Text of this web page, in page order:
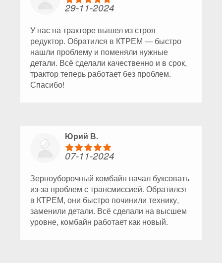
29-11-2024
У нас на тракторе вышел из строя
редуктор. Обратился в КТРЕМ — быстро
нашли проблему и поменяли нужные
детали. Всё сделали качественно и в срок,
трактор теперь работает без проблем.
Спасибо!
Юрий В.
07-11-2024
Зерноуборочный комбайн начал буксовать
из-за проблем с трансмиссией. Обратился
в КТРЕМ, они быстро починили технику,
заменили детали. Всё сделали на высшем
уровне, комбайн работает как новый.